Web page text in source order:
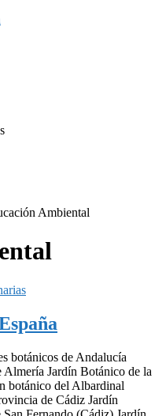
Ambiental
botánicos de Andalucía‎
Almería‎ Jardín Botánico de la
botánico del Albardinal
de Cádiz Jardín